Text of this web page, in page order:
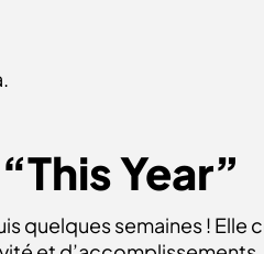
Year”
quelques semaines !